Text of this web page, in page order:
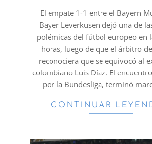
El empate 1-1 entre el Bayern
Bayer Leverkusen dejó una de
polémicas del fútbol europeo en
horas, luego de que el árbitro
reconociera que se equivocó al
colombiano Luis Díaz. El
por la Bundesliga, terminó
CONTINUAR